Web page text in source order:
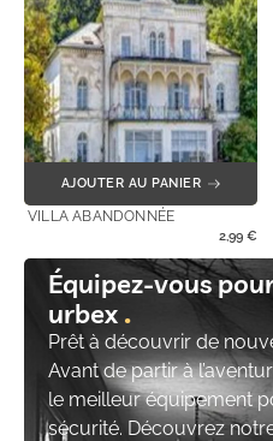
AJOUTER AU PANIER
VILLA ABANDONNÉE
2,99 €
Équipez-vous
urbex
Prêt à découvrir de
Avant de partir à
le meilleur équipement
sécurité. Découvrez